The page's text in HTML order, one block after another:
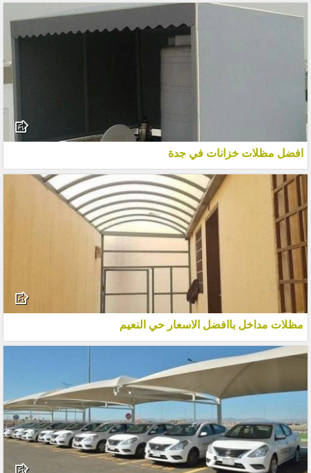
افضل مظلات خزانات في جدة
مظلات مداخل باافضل الاسعار حي النعيم